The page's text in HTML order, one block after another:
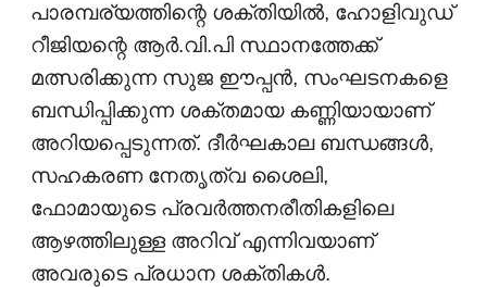
പാരമ്പര്യത്തിന്റെ ശക്തിയിൽ, ഹോളിവുഡ്
റീജിയന്റെ ആർ.വി.പി സ്ഥാനത്തേക്ക്
മത്സരിക്കുന്ന സുജ ഈപ്പൻ, സംഘടനകളെ
ബന്ധിപ്പിക്കുന്ന ശക്തമായ കണ്ണിയായാണ്
അറിയപ്പെടുന്നത്. ദീർഘകാല ബന്ധങ്ങൾ,
സഹകരണ നേതൃത്വ ശൈലി,
ഫോമായുടെ പ്രവർത്തനരീതികളിലെ
ആഴത്തിലുള്ള അറിവ് എന്നിവയാണ്
അവരുടെ പ്രധാന ശക്തികൾ.